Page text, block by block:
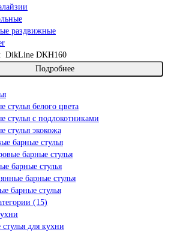
раздвижные
DikLine DKH160
Подробнее
стулья белого цвета
стулья с подлокотниками
стулья экокожа
барные стулья
барные стулья
барные стулья
барные стулья
барные стулья
(15)
для кухни